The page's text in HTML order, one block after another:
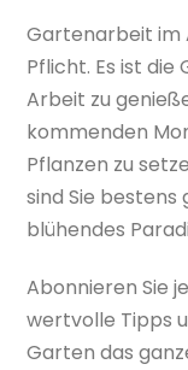
Gartenarbeit im
Pflicht. Es ist
Arbeit zu
kommenden
Pflanzen zu
sind Sie
blühendes
Abonnieren Sie
wertvolle Tipps
Garten das